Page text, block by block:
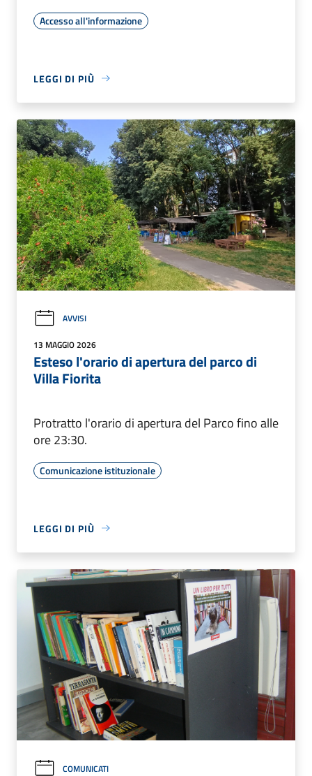
Accesso all'informazione
LEGGI DI PIÙ
AVVISI
13 MAGGIO 2026
Esteso l'orario di apertura del parco di
Villa Fiorita
Protratto l'orario di apertura del Parco fino alle
ore 23:30.
Comunicazione istituzionale
LEGGI DI PIÙ
COMUNICATI